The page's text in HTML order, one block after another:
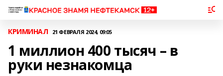
КРИМИНАЛ 21 ФЕВРАЛЯ 2024, 09:05
1 миллион 400 тысяч – в
руки незнакомца